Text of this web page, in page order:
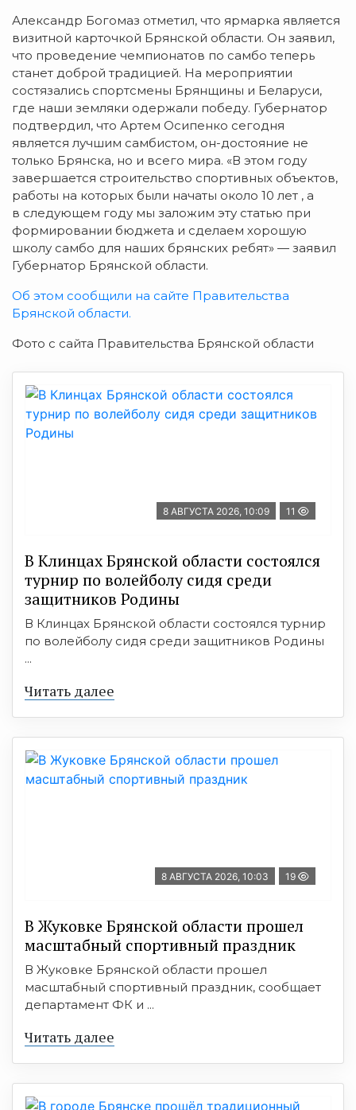
Александр Богомаз отметил, что ярмарка является
визитной карточкой Брянской области. Он заявил,
что проведение чемпионатов по самбо теперь
станет доброй традицией. На мероприятии
состязались спортсмены Брянщины и Беларуси,
где наши земляки одержали победу. Губернатор
подтвердил, что Артем Осипенко сегодня
является лучшим самбистом, он-достояние не
только Брянска, но и всего мира. «В этом году
завершается строительство спортивных объектов,
работы на которых были начаты около 10 лет , а
в следующем году мы заложим эту статью при
формировании бюджета и сделаем хорошую
школу самбо для наших брянских ребят» — заявил
Губернатор Брянской области.
Об этом сообщили на сайте Правительства
Брянской области.
Фото с сайта Правительства Брянской области
8 АВГУСТА 2026, 10:09 11
В Клинцах Брянской области состоялся
турнир по волейболу сидя среди
защитников Родины
В Клинцах Брянской области состоялся турнир
по волейболу сидя среди защитников Родины
...
Читать далее
8 АВГУСТА 2026, 10:03 19
В Жуковке Брянской области прошел
масштабный спортивный праздник
В Жуковке Брянской области прошел
масштабный спортивный праздник, сообщает
департамент ФК и ...
Читать далее